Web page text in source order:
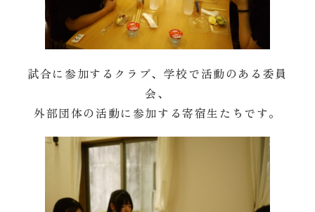
試合に参加するクラブ、学校で活動のある委員
会、
外部団体の活動に参加する寄宿生たちです。